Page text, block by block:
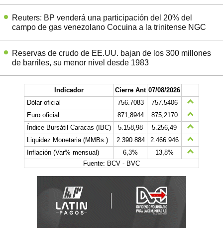
Reuters: BP venderá una participación del 20% del
campo de gas venezolano Cocuina a la trinitense NGC
Reservas de crudo de EE.UU. bajan de los 300 millones
de barriles, su menor nivel desde 1983
Indicador Cierre Ant 07/08/2026
Dólar oficial
756.7083
757.5406
Euro oficial
871,8944
875,2170
Índice Bursátil Caracas (IBC)
5.158,98
5.256,49
Liquidez Monetaria (MMBs.)
2.390.884
2.466.946
Inflación (Var% mensual)
6,3%
13,8%
Fuente: BCV - BVC